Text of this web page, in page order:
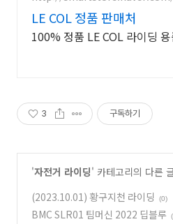
LE COL 정품 판매처
100% 정품 LE COL 라이딩
3 구독하기
'자전거 라이딩' 카테고리의 다른
(2023.10.01) 황구지천 라이딩
(0)
BMC SLR01 팀머신 2022 딥블루